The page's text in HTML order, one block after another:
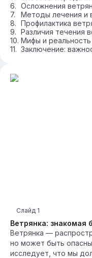
Осложнения
Методы лечения и
Профилактика
Различия течения
Мифы и реальность
Заключение:
Ветрянка: знакомая
Слайд 1
Ветрянка —
но может быть
исследует, что мы